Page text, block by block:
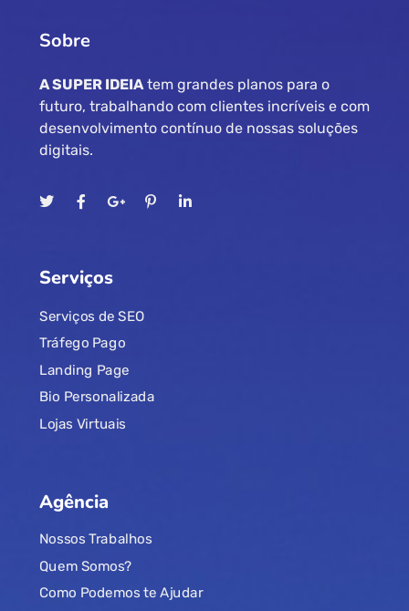
Sobre
A SUPER IDEIAtem grandes planos para o
futuro, trabalhando com clientes incríveis e com
desenvolvimento contínuo de nossas soluções
digitais.
Serviços
Serviços de SEO
Tráfego Pago
Landing Page
Bio Personalizada
Lojas Virtuais
Agência
Nossos Trabalhos
Quem Somos?
Como Podemos te Ajudar